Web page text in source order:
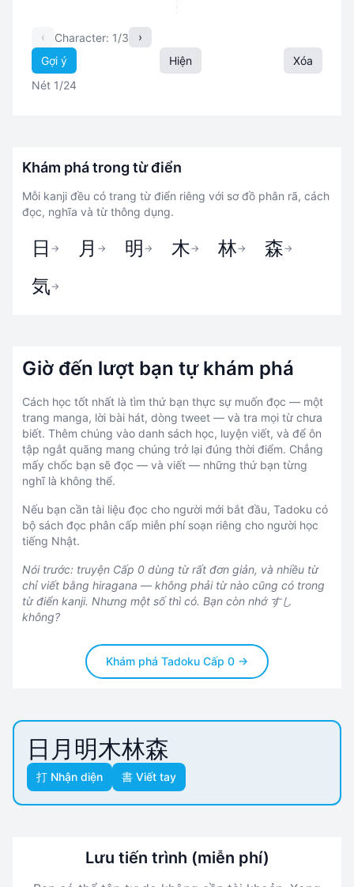
‹ Character: 1/3
›
Gợi ý
Hiện
Xóa
Nét 1/24
Khám phá trong từ điển
Mỗi kanji đều có trang từ điển riêng với sơ đồ phân rã, cách
đọc, nghĩa và từ thông dụng.
日 → 月 → 明 → 木→ 林→ 森→
気→
Giờ đến lượt bạn tự khám phá
Cách học tốt nhất là tìm thứ bạn thực sự muốn đọc — một
trang manga, lời bài hát, dòng tweet — và tra mọi từ chưa
biết. Thêm chúng vào danh sách học, luyện viết, và để ôn
tập ngắt quãng mang chúng trở lại đúng thời điểm. Chẳng
mấy chốc bạn sẽ đọc — và viết — những thứ bạn từng
nghĩ là không thể.
Nếu bạn cần tài liệu đọc cho người mới bắt đầu, Tadoku có
bộ sách đọc phân cấp miễn phí soạn riêng cho người học
tiếng Nhật.
Nói trước: truyện Cấp 0 dùng từ rất đơn giản, và nhiều từ
chỉ viết bằng hiragana — không phải từ nào cũng có trong
từ điển kanji. Nhưng một số thì có. Bạn còn nhớ すし
không?
Khám phá Tadoku Cấp 0 →
日 月 明木林森
打 Nhận diện 書 Viết tay
Lưu tiến trình (miễn phí)